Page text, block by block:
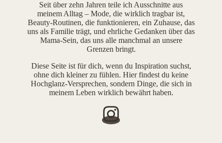
Seit über zehn Jahren teile ich Ausschnitte aus
meinem Alltag – Mode, die wirklich tragbar ist,
Beauty-Routinen, die funktionieren, ein Zuhause, das
uns als Familie trägt, und ehrliche Gedanken über das
Mama-Sein, das uns alle manchmal an unsere
Grenzen bringt.
Diese Seite ist für dich, wenn du Inspiration suchst,
ohne dich kleiner zu fühlen. Hier findest du keine
Hochglanz-Versprechen, sondern Dinge, die sich in
meinem Leben wirklich bewährt haben.